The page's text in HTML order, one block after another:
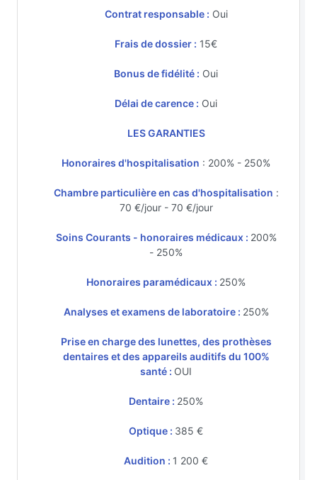
Contrat responsable : Oui
Frais de dossier : 15€
Bonus de fidélité : Oui
Délai de carence : Oui
LES GARANTIES
Honoraires d'hospitalisation : 200% - 250%
Chambre particulière en cas d'hospitalisation :
70 €/jour - 70 €/jour
Soins Courants - honoraires médicaux : 200%
- 250%
Honoraires paramédicaux : 250%
Analyses et examens de laboratoire : 250%
Prise en charge des lunettes, des prothèses
dentaires et des appareils auditifs du 100%
santé : OUI
Dentaire : 250%
Optique : 385 €
Audition : 1 200 €